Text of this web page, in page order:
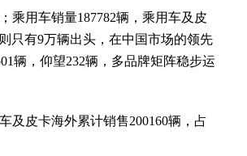
乘用车销量187782辆，乘用车及皮
只有9万辆出头，在中国市场的领先
辆，仰望232辆，多品牌矩阵稳步运
及皮卡海外累计销售200160辆，占